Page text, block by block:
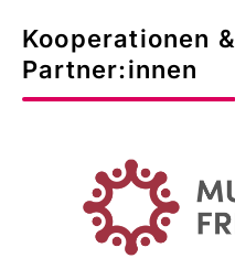
Kooperationen &
Partner:innen